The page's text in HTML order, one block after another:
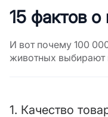
15 фактов о
И вот почему 100
животных выбирают
1. Качество